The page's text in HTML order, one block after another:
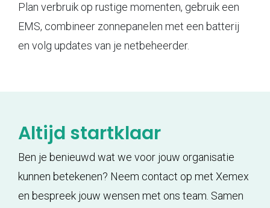
Plan verbruik op rustige momenten, gebruik een
EMS, combineer zonnepanelen met een batterij
en volg updates van je netbeheerder.
Altijd startklaar
Ben je benieuwd wat we voor jouw organisatie
kunnen betekenen? Neem contact op met Xemex
en bespreek jouw wensen met ons team. Samen